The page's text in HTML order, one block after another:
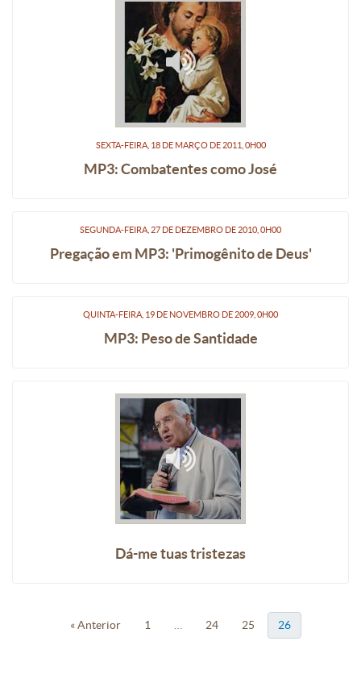
SEXTA-FEIRA, 18DEMARÇODE2011, 0H00
MP3: Combatentes como José
SEGUNDA-FEIRA, 27 DE DEZEMBRO DE 2010, 0H00
Pregação em MP3: 'Primogênito de Deus'
QUINTA-FEIRA, 19 DE NOVEMBRO DE 2009, 0H00
MP3: Peso de Santidade
Dá-me tuas tristezas
« Anterior 1 24 25 26